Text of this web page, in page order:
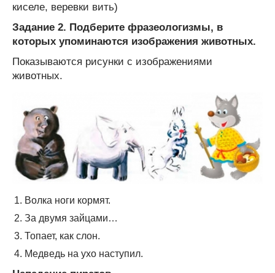
киселе, веревки вить)
Задание 2. Подберите фразеологизмы, в
которых упоминаются изображения животных.
Показываются рисунки с изображениями
животных.
Волка ноги кормят.
За двумя зайцами…
Топает, как слон.
Медведь на ухо наступил.